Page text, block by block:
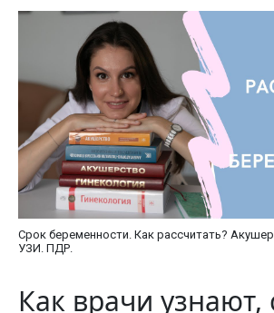
Срок беременности. Как рассчитать?
УЗИ. ПДР.
Как врачи узнают,